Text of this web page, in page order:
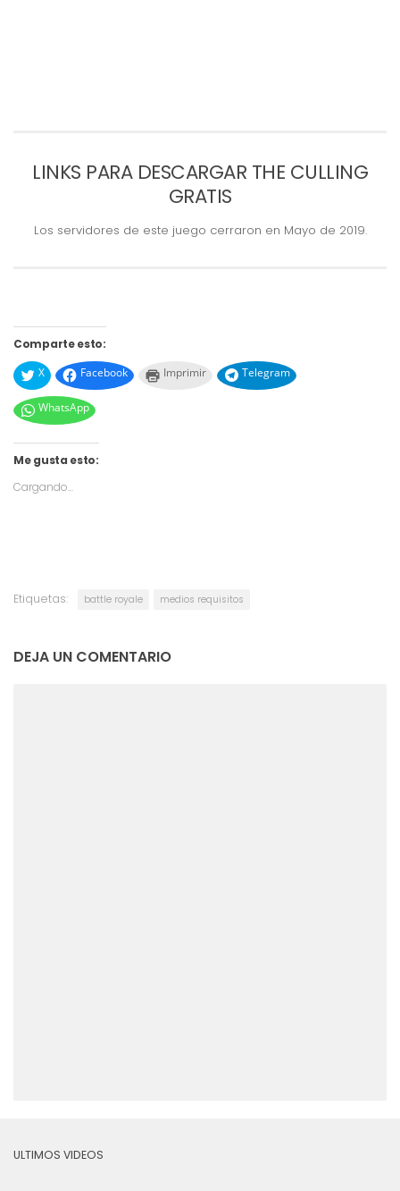
LINKS PARA DESCARGAR THE CULLING
GRATIS
Los servidores de este juego cerraron en Mayo de 2019.
Comparte esto:
X
Facebook Imprimir Telegram
WhatsApp
Me gusta esto:
Cargando...
Etiquetas: battle royale medios requisitos
DEJA UN COMENTARIO
ULTIMOS VIDEOS